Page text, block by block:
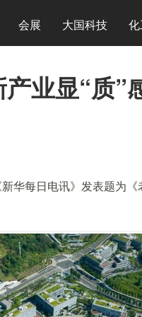
会展 大国科技
产业显“质
每日电讯》发表题为《